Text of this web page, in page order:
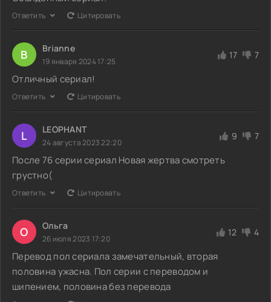
Ответить Цитировать
B Brianne
19 января 2024 17:25
17 7
Отличный сериал!
Ответить Цитировать
L LEOPHANT
24 августа 2023 22:20
9 7
После 76 серии сериал Новая жертва смотреть
грустно(
Ответить Цитировать
О Ольга
26 июля 2023 17:20
12 4
Перевод пол сериала замечательный, вторая
половина ужасна. Пол серии с переводом и
шипением, половина без перевода